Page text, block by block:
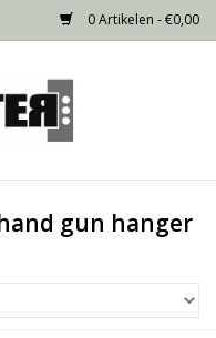
0 Artikelen - €0,00
gun hanger